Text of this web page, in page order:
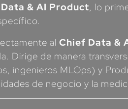
& AI Product, lo
al Chief Data &
Dirige de manera
ingenieros MLOps) y
de negocio y la